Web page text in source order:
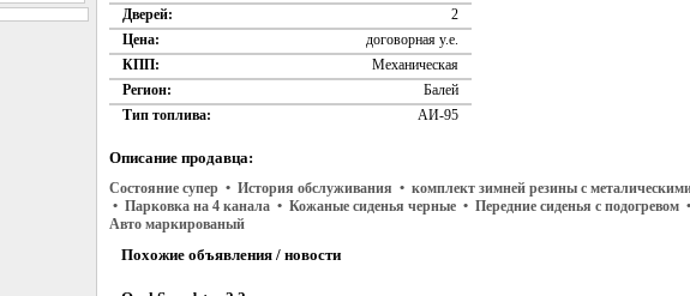
Дверей:
2
Цена:
договорная у.е.
КПП:
Механическая
Регион:
Балей
Тип топлива:
АИ-95
Описание продавца:
Состояние супер • История обслуживания • комплект зимней резины с
• Парковка на 4 канала • Кожаные сиденья черные • Передние сиденья с
Авто маркированый
Похожие объявления / новости